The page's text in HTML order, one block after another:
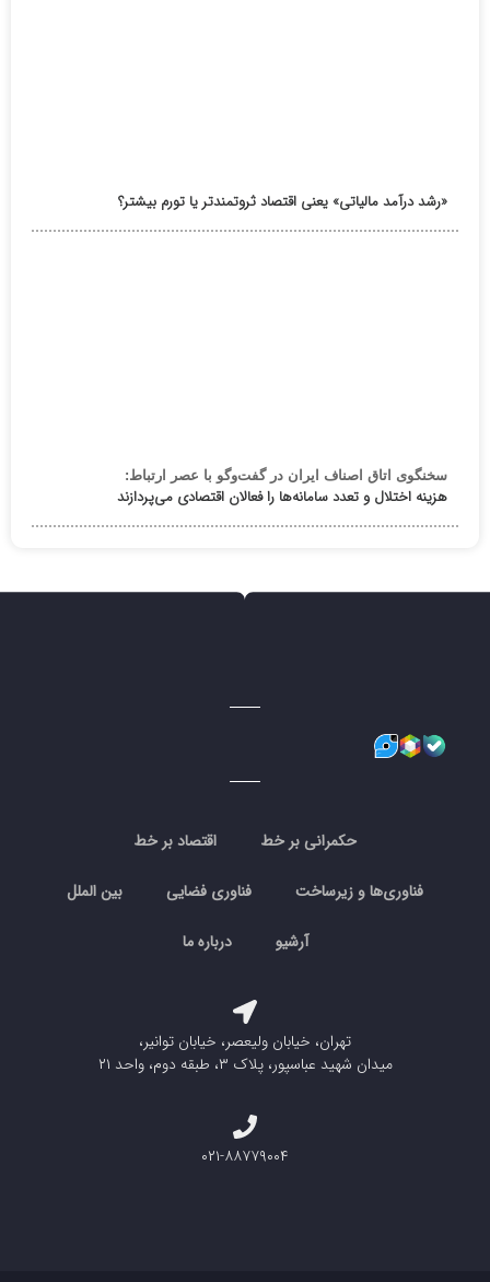
«رشد درآمد مالیاتی» یعنی اقتصاد ثروتمندتر یا تورم بیشتر؟
سخنگوی اتاق اصناف ایران در گفت‌وگو با عصر ارتباط:
هزینه اختلال و تعدد سامانه‌ها را فعالان اقتصادی می‌پردازند
حکمرانی بر خط اقتصاد بر خط
فناوری‌ها و زیرساخت فناوری فضایی بین الملل
آرشیو درباره ما
تهران، خیابان ولیعصر، خیابان توانیر،
میدان شهید عباسپور، پلاک ۳، طبقه دوم، واحد ۲۱
۰۲۱-۸۸۷۷۹۰۰۴